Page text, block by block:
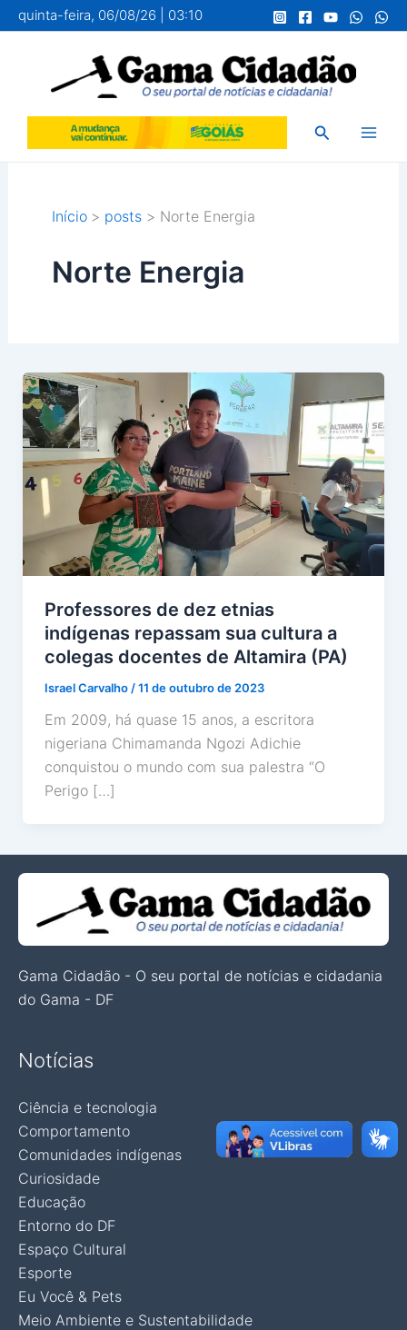
para
conteúdo
quinta-feira, 06/08/26 | 03:10
Pesquisar
Início posts Norte Energia
Norte Energia
Professores de dez etnias
indígenas repassam sua cultura a
colegas docentes de Altamira (PA)
Israel Carvalho/11 de outubro de 2023
Em 2009, há quase 15 anos, a escritora
nigeriana Chimamanda Ngozi Adichie
conquistou o mundo com sua palestra “O
Perigo […]
Gama Cidadão - O seu portal de notícias e cidadania
do Gama - DF
Notícias
Ciência e tecnologia
Comportamento
Comunidades indígenas
Curiosidade
Educação
Entorno do DF
Espaço Cultural
Esporte
Eu Você & Pets
Meio Ambiente e Sustentabilidade